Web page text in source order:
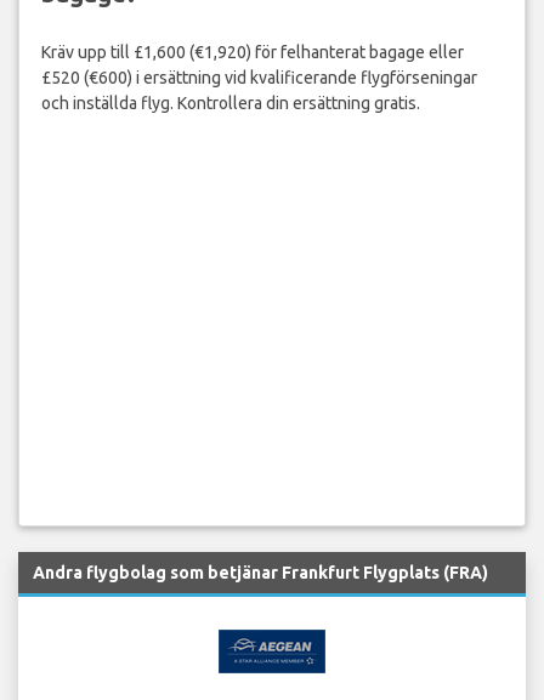
Kräv upp till £1,600 (€1,920) för felhanterat bagage eller
£520 (€600) i ersättning vid kvalificerande flygförseningar
och inställda flyg. Kontrollera din ersättning gratis.
Andra flygbolag som betjänar Frankfurt Flygplats (FRA)